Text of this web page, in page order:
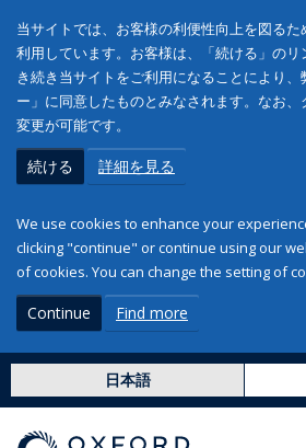
当サイトでは、お客様の利便性向上を図る
利用しています。お客様は、「続ける」の
き続き当サイトをご利用になることにより
ー」に同意したものとみなされます。なお
変更が可能です。
続ける 詳細を見る
We use cookies to enhance your
clicking "continue" or continue using our
of cookies. You can change the setting of
Continue Find more
日本語